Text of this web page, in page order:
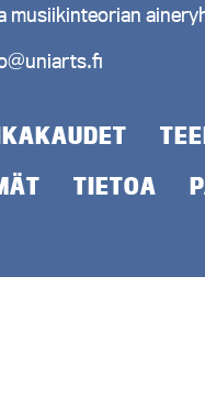
musiikinteorian
TIETOA